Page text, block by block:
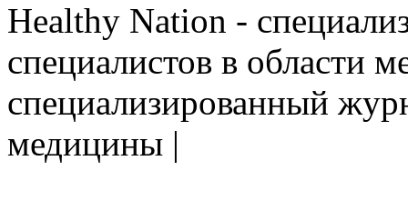
Healthy Nation -
специалистов в области
cпециализированный
медицины |